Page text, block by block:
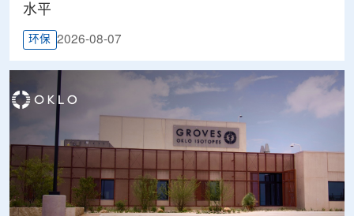
水平
环保 2026-08-07